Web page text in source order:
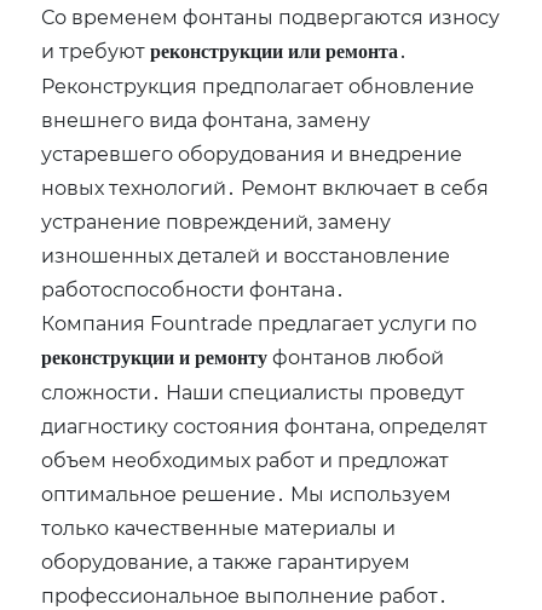
Со временем фонтаны подвергаются износу
и требуютреконструкции или ремонта ․
Реконструкция предполагает обновление
внешнего вида фонтана‚ замену
устаревшего оборудования и внедрение
новых технологий․ Ремонт включает в себя
устранение повреждений‚ замену
изношенных деталей и восстановление
работоспособности фонтана․
Компания Fountrade предлагает услуги по
реконструкции и ремонту фонтанов любой
сложности․ Наши специалисты проведут
диагностику состояния фонтана‚ определят
объем необходимых работ и предложат
оптимальное решение․ Мы используем
только качественные материалы и
оборудование‚ а также гарантируем
профессиональное выполнение работ․